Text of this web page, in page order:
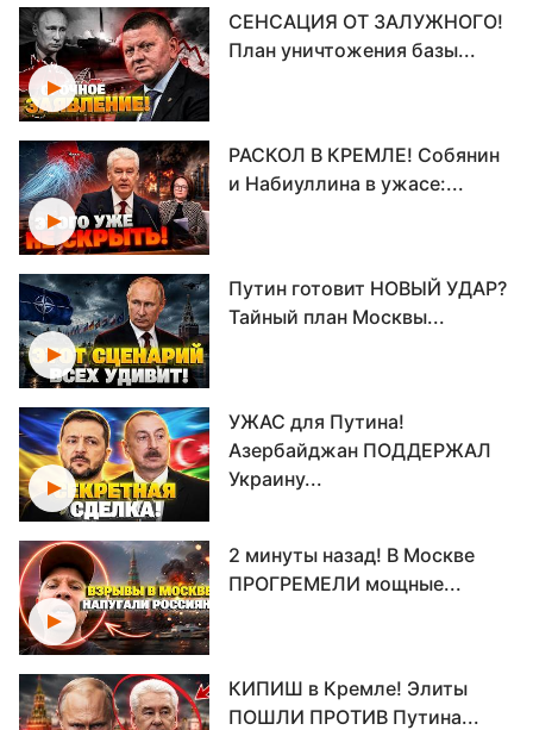
СЕНСАЦИЯ ОТ ЗАЛУЖНОГО!
План уничтожения базы...
РАСКОЛ В КРЕМЛЕ! Собянин
и Набиуллина в ужасе:...
Путин готовит НОВЫЙ УДАР?
Тайный план Москвы...
УЖАС для Путина!
Азербайджан ПОДДЕРЖАЛ
Украину...
2 минуты назад! В Москве
ПРОГРЕМЕЛИ мощные...
КИПИШ в Кремле! Элиты
ПОШЛИ ПРОТИВ Путина...